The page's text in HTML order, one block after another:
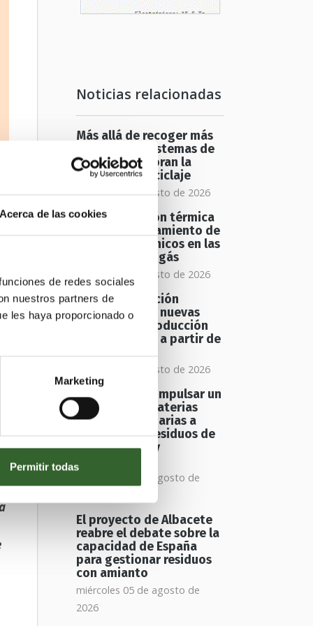
Acerca de las cookies
de redes sociales
nuestros partners de
les haya proporcionado o
Marketing
Permitir todas
Noticias relacionadas
Más allá de recoger más
envases: los sistemas de
depósito mejoran la
calidad del reciclaje
jueves 06 de agosto de 2026
La recuperación térmica
mejora el tratamiento de
residuos orgánicos en las
plantas de biogás
jueves 06 de agosto de 2026
Una investigación
española abre nuevas
vías para la producción
de biometano a partir de
residuos
jueves 06 de agosto de 2026
Europa busca impulsar un
mercado de materias
primas secundarias a
partir de los residuos de
construcción y
demolición
miércoles 05 de agosto de
El proyecto de Albacete
reabre el debate sobre la
capacidad de España
para gestionar residuos
con amianto
miércoles 05 de agosto de
2026